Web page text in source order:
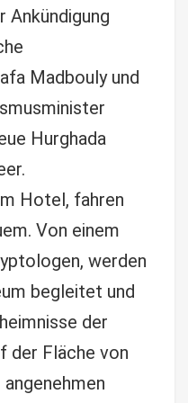
Ankündigung
Madbouly und
Hurghada
Hotel, fahren
Von einem
werden
begleitet und
der
der Fläche von